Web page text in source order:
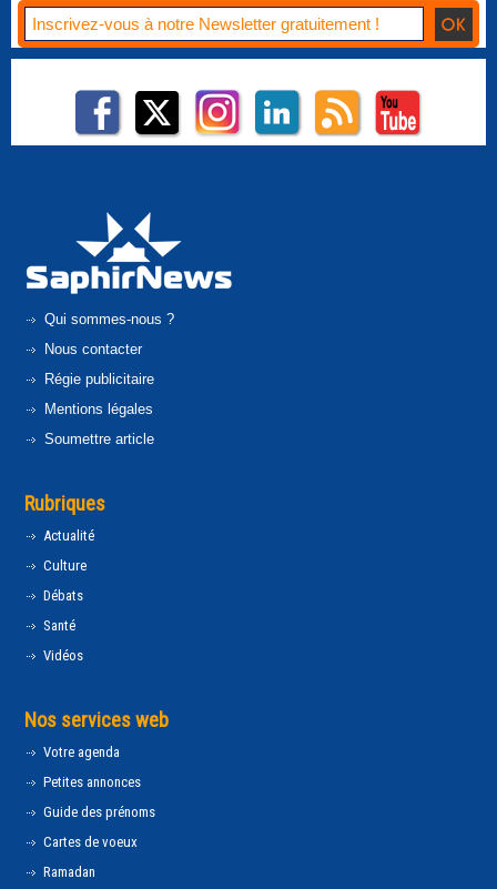
Qui sommes-nous ?
Nous contacter
Régie publicitaire
Mentions légales
Soumettre article
Rubriques
Actualité
Culture
Débats
Santé
Vidéos
Nos services web
Votre agenda
Petites annonces
Guide des prénoms
Cartes de voeux
Ramadan